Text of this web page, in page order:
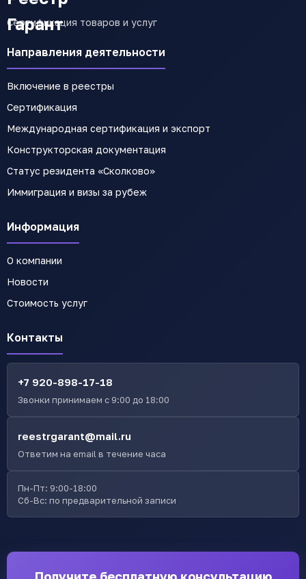
Сертификация товаров и услуг
Направления деятельности
Включение в реестры
Сертификация
Международная сертификация и экспорт
Конструкторская документация
Статус резидента «Сколково»
Иммиграция и визы за рубеж
Информация
О компании
Новости
Стоимость услуг
Контакты
+7 920-898-17-18
Звонки принимаем с 9:00 до 18:00
reestrgarant@mail.ru
Ответим на email в течение часа
Пн-Пт: 9:00-18:00
Сб-Вс: по предварительной записи